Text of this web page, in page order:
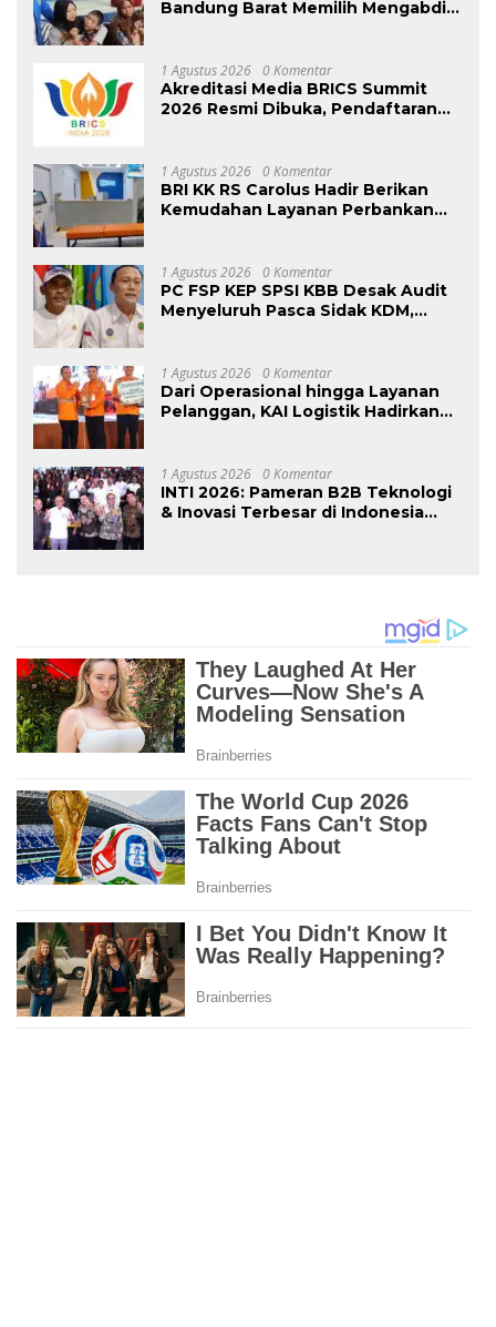
Bandung Barat Memilih Mengabdi:
Warga Kurang Mampu
1 Agustus 2026 0 Komentar
Akreditasi Media BRICS Summit
2026 Resmi Dibuka, Pendaftaran
1 Agustus 2026 0 Komentar
BRI KK RS Carolus Hadir Berikan
Kemudahan Layanan Perbankan
1 Agustus 2026 0 Komentar
PC FSP KEP SPSI KBB Desak Audit
Menyeluruh Pasca Sidak KDM,
Ketenagakerjaan”
1 Agustus 2026 0 Komentar
Dari Operasional hingga Layanan
Pelanggan, KAI Logistik Hadirkan
1 Agustus 2026 0 Komentar
INTI 2026: Pameran B2B Teknologi
& Inovasi Terbesar di Indonesia